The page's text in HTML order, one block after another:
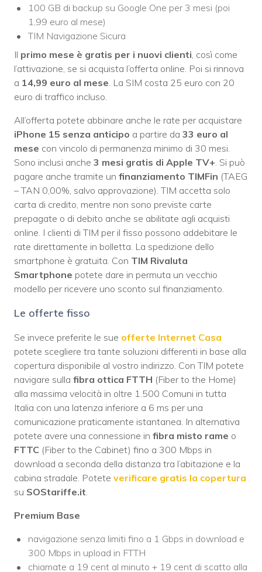
100 GB di backup su Google One per 3 mesi (poi
1,99 euro al mese)
TIM Navigazione Sicura
Il primo mese è gratis per i nuovi clienti , così come
l’attivazione, se si acquista l’offerta online. Poi si rinnova
a 14,99 euro al mese . La SIM costa 25 euro con 20
euro di traffico incluso.
All’offerta potete abbinare anche le rate per acquistare
iPhone 15 senza anticipo a partire da 33 euro al
mese con vincolo di permanenza minimo di 30 mesi.
Sono inclusi anche 3 mesi gratis di Apple TV+ . Si può
pagare anche tramite un finanziamento TIMFin (TAEG
– TAN 0,00%, salvo approvazione). TIM accetta solo
carta di credito, mentre non sono previste carte
prepagate o di debito anche se abilitate agli acquisti
online. I clienti di TIM per il fisso possono addebitare le
rate direttamente in bolletta. La spedizione dello
smartphone è gratuita. Con TIM Rivaluta
Smartphone potete dare in permuta un vecchio
modello per ricevere uno sconto sul finanziamento.
Le offerte fisso
Se invece preferite le sue offerte Internet Casa
potete scegliere tra tante soluzioni differenti in base alla
copertura disponibile al vostro indirizzo. Con TIM potete
navigare sulla fibra ottica FTTH (Fiber to the Home)
alla massima velocità in oltre 1.500 Comuni in tutta
Italia con una latenza inferiore a 6 ms per una
comunicazione praticamente istantanea. In alternativa
potete avere una connessione in fibra misto rame o
FTTC (Fiber to the Cabinet) fino a 300 Mbps in
download a seconda della distanza tra l’abitazione e la
cabina stradale. Potete verificare gratis la copertura
su SOStariffe.it
Premium Base
navigazione senza limiti fino a 1 Gbps in download e
300 Mbps in upload in FTTH
chiamate a 19 cent al minuto + 19 cent di scatto alla